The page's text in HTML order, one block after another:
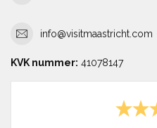
info@visitmaastricht.com
KVK nummer: 41078147